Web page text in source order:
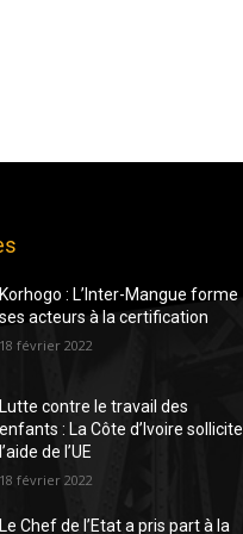
Korhogo : L’Inter-Mangue forme
ses acteurs à la certification
18 février 2022
Lutte contre le travail des
enfants : La Côte d’Ivoire sollicite
l’aide de l’UE
18 février 2022
Le Chef de l’Etat a pris part à la